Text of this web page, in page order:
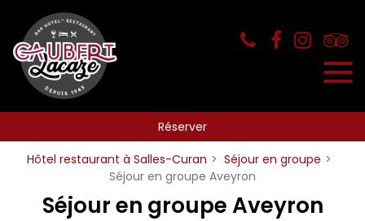
Réserver
Hôtel restaurant à Salles-Curan
Séjour en groupe
Séjour en groupe Aveyron
Séjour en groupe Aveyron
Panneau de gestion des cookies